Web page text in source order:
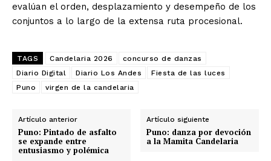
evalúan el orden, desplazamiento y desempeño de los
conjuntos a lo largo de la extensa ruta procesional.
TAGS Candelaria 2026
concurso de danzas
Diario Digital
Diario Los Andes
Fiesta de las luces
Puno
virgen de la candelaria
Artículo anterior
Puno: Pintado de asfalto
se expande entre
entusiasmo y polémica
Artículo siguiente
Puno: danza por devoción
a la Mamita Candelaria